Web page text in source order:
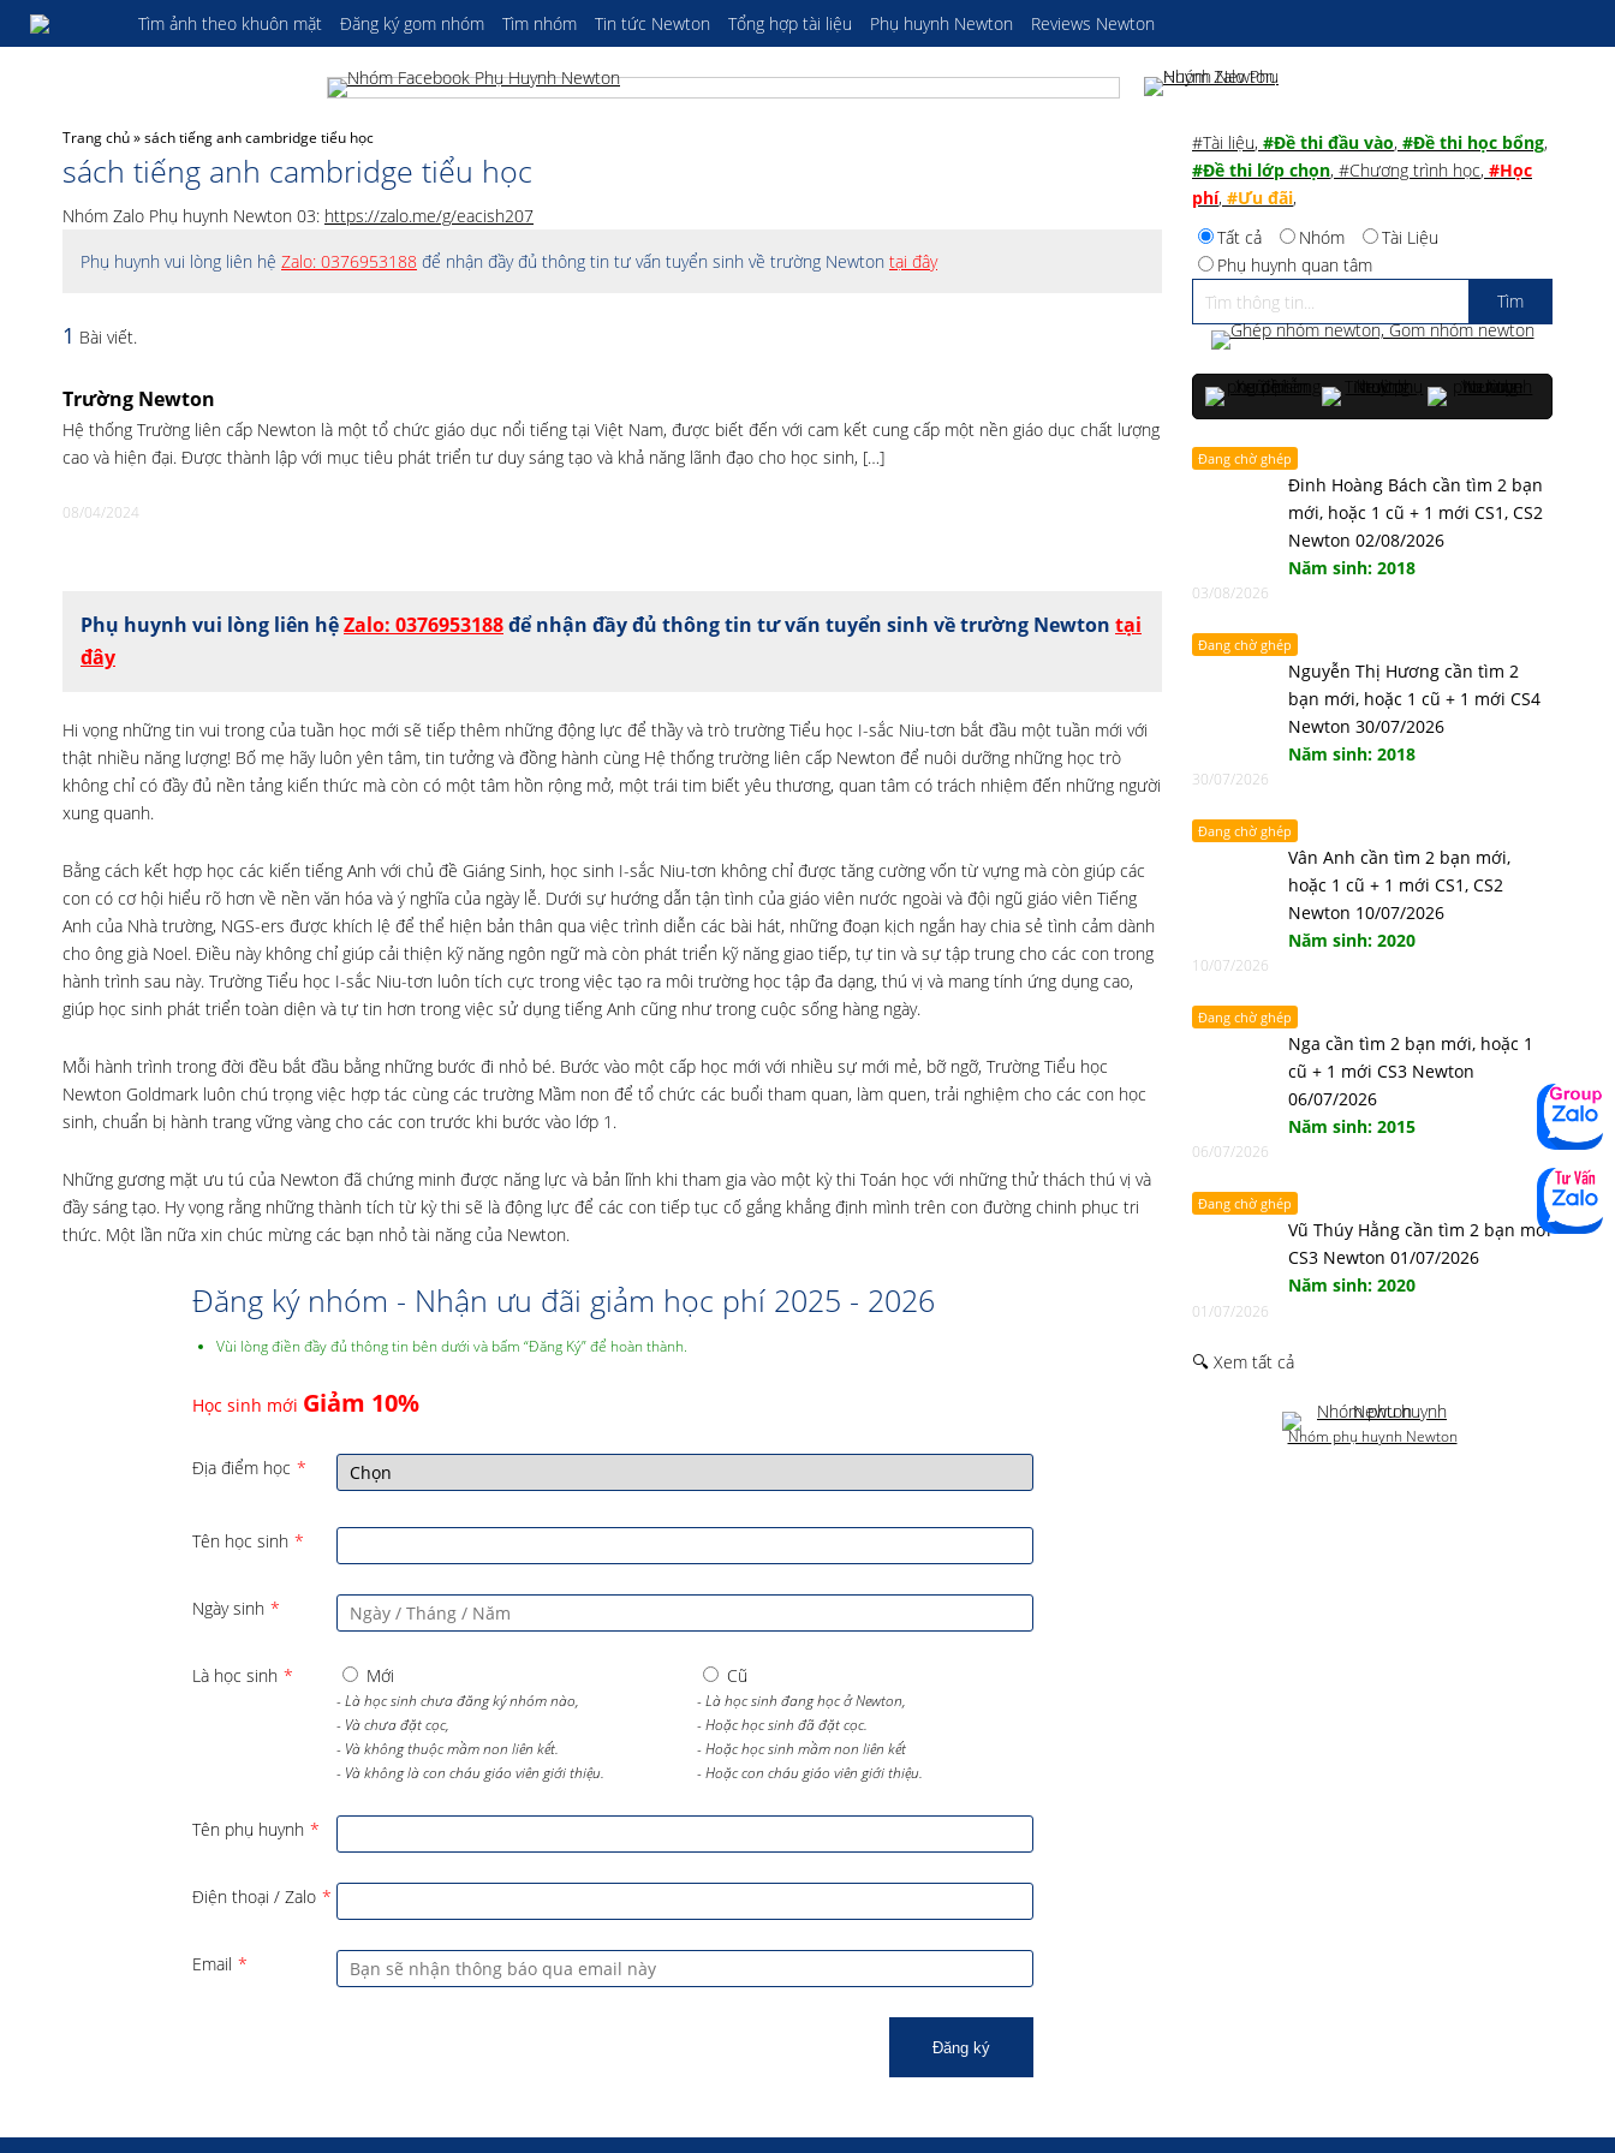
Tìm ảnh theo khuôn mặt Đăng ký gom nhóm Tìm nhóm Tin tức Newton Tổng hợp tài liệu Phụ huynh Newton Reviews Newton
Trang chủ»sách tiếng anh cambridge tiểu học
sách tiếng anh cambridge tiểu học
Nhóm Zalo Phụ huynh Newton 03: https://zalo.me/g/eacish207
Phụ huynh vui lòng liên hệ Zalo: 0376953188 để nhận đầy đủ thông tin tư vấn tuyển sinh về trường Newton tại đây
1 Bài viết.
Trường Newton
Hệ thống Trường liên cấp Newton là một tổ chức giáo dục nổi tiếng tại Việt Nam, được biết đến với cam kết cung cấp một nền giáo dục chất lượng
cao và hiện đại. Được thành lập với mục tiêu phát triển tư duy sáng tạo và khả năng lãnh đạo cho học sinh, […]
08/04/2024
Phụ huynh vui lòng liên hệZalo: 0376953188để nhận đầy đủ thông tin tư vấn tuyển sinh về trường Newton tại
đây
Hi vọng những tin vui trong của tuần học mới sẽ tiếp thêm những động lực để thầy và trò trường Tiểu học I-sắc Niu-tơn bắt đầu một tuần mới với
thật nhiều năng lượng! Bố mẹ hãy luôn yên tâm, tin tưởng và đồng hành cùng Hệ thống trường liên cấp Newton để nuôi dưỡng những học trò
không chỉ có đầy đủ nền tảng kiến thức mà còn có một tâm hồn rộng mở, một trái tim biết yêu thương, quan tâm có trách nhiệm đến những người
xung quanh.
Bằng cách kết hợp học các kiến tiếng Anh với chủ đề Giáng Sinh, học sinh I-sắc Niu-tơn không chỉ được tăng cường vốn từ vựng mà còn giúp các
con có cơ hội hiểu rõ hơn về nền văn hóa và ý nghĩa của ngày lễ. Dưới sự hướng dẫn tận tình của giáo viên nước ngoài và đội ngũ giáo viên Tiếng
Anh của Nhà trường, NGS-ers được khích lệ để thể hiện bản thân qua việc trình diễn các bài hát, những đoạn kịch ngắn hay chia sẻ tình cảm dành
cho ông già Noel. Điều này không chỉ giúp cải thiện kỹ năng ngôn ngữ mà còn phát triển kỹ năng giao tiếp, tự tin và sự tập trung cho các con trong
hành trình sau này. Trường Tiểu học I-sắc Niu-tơn luôn tích cực trong việc tạo ra môi trường học tập đa dạng, thú vị và mang tính ứng dụng cao,
giúp học sinh phát triển toàn diện và tự tin hơn trong việc sử dụng tiếng Anh cũng như trong cuộc sống hàng ngày.
Mỗi hành trình trong đời đều bắt đầu bằng những bước đi nhỏ bé. Bước vào một cấp học mới với nhiều sự mới mẻ, bỡ ngỡ, Trường Tiểu học
Newton Goldmark luôn chú trọng việc hợp tác cùng các trường Mầm non để tổ chức các buổi tham quan, làm quen, trải nghiệm cho các con học
sinh, chuẩn bị hành trang vững vàng cho các con trước khi bước vào lớp 1.
Những gương mặt ưu tú của Newton đã chứng minh được năng lực và bản lĩnh khi tham gia vào một kỳ thi Toán học với những thử thách thú vị và
đầy sáng tạo. Hy vọng rằng những thành tích từ kỳ thi sẽ là động lực để các con tiếp tục cố gắng khẳng định mình trên con đường chinh phục tri
thức. Một lần nữa xin chúc mừng các bạn nhỏ tài năng của Newton.
Đăng ký nhóm - Nhận ưu đãi giảm học phí 2025 - 2026
Vùi lòng điền đầy đủ thông tin bên dưới và bấm “Đăng Ký” để hoàn thành.
Học sinh mới Giảm 10%
Địa điểm học *
Tên học sinh *
Ngày sinh *
Là học sinh * Mới
- Là học sinh chưa đăng ký nhóm nào,
- Và chưa đặt cọc,
- Và không thuộc mầm non liên kết.
- Và không là con cháu giáo viên giới thiệu.
Cũ
- Là học sinh đang học ở Newton,
- Hoặc học sinh đã đặt cọc.
- Hoặc học sinh mầm non liên kết
- Hoặc con cháu giáo viên giới thiệu.
Tên phụ huynh *
Điện thoại / Zalo *
Email *
Đăng ký
#Tài liệu, #Đề thi đầu vào, #Đề thi học bổng,
#Đề thi lớp chọn, #Chương trình học, #Học
phí, #Ưu đãi,
Tất cả
Nhóm
Tài Liệu
Phụ huynh quan tâm
Đang chờ ghép
Đinh Hoàng Bách cần tìm 2 bạn
mới, hoặc 1 cũ + 1 mới CS1, CS2
Newton 02/08/2026
Năm sinh: 2018
03/08/2026
Đang chờ ghép
Nguyễn Thị Hương cần tìm 2
bạn mới, hoặc 1 cũ + 1 mới CS4
Newton 30/07/2026
Năm sinh: 2018
30/07/2026
Đang chờ ghép
Vân Anh cần tìm 2 bạn mới,
hoặc 1 cũ + 1 mới CS1, CS2
Newton 10/07/2026
Năm sinh: 2020
10/07/2026
Đang chờ ghép
Nga cần tìm 2 bạn mới, hoặc 1
cũ + 1 mới CS3 Newton
06/07/2026
Năm sinh: 2015
06/07/2026
Đang chờ ghép
Vũ Thúy Hằng cần tìm 2 bạn mới
CS3 Newton 01/07/2026
Năm sinh: 2020
01/07/2026
🔍 Xem tất cả
Nhóm phụ huynh Newton